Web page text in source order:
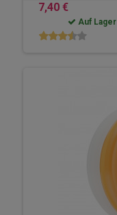
7,40 €
Auf Lager